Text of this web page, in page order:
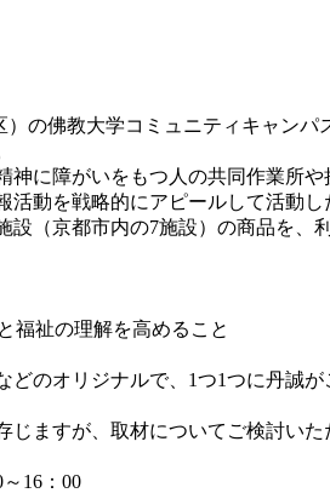
の佛教大学コミュニティキャン
に障がいをもつ人の共同作業所
動を戦略的にアピールして活動
（京都市内の7施設）の商品を
福祉の理解を高めること
のオリジナルで、1つ1つに丹誠
ますが、取材についてご検討いた
16：00